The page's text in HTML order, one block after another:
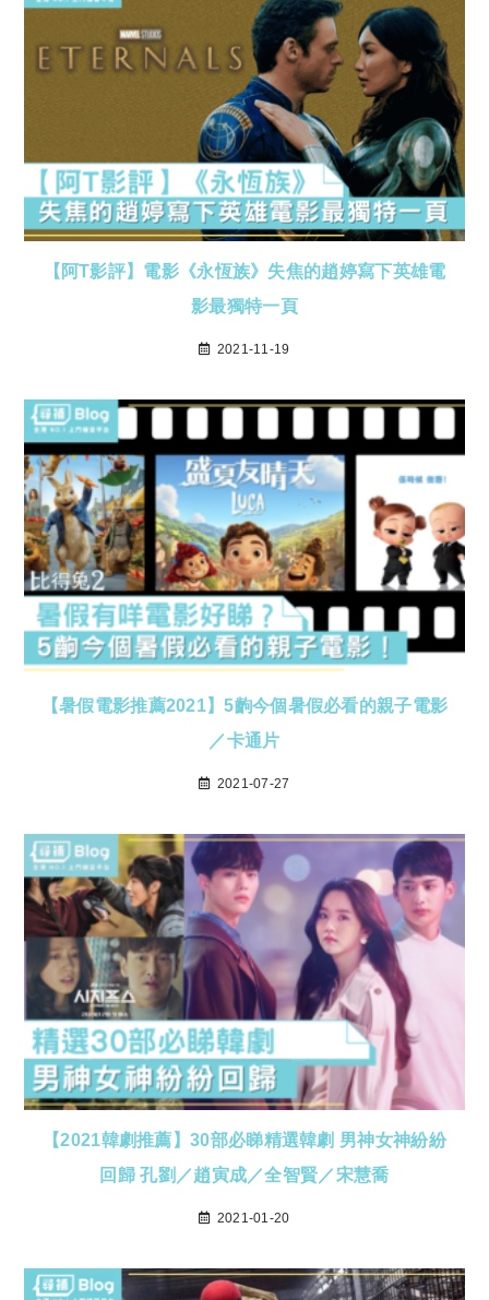
【阿T影評】電影《永恆族》失焦的趙婷寫下英雄電
影最獨特一頁
2021-11-19
【暑假電影推薦2021】5齣今個暑假必看的親子電影
／卡通片
2021-07-27
【2021韓劇推薦】30部必睇精選韓劇 男神女神紛紛
回歸 孔劉／趙寅成／全智賢／宋慧喬
2021-01-20